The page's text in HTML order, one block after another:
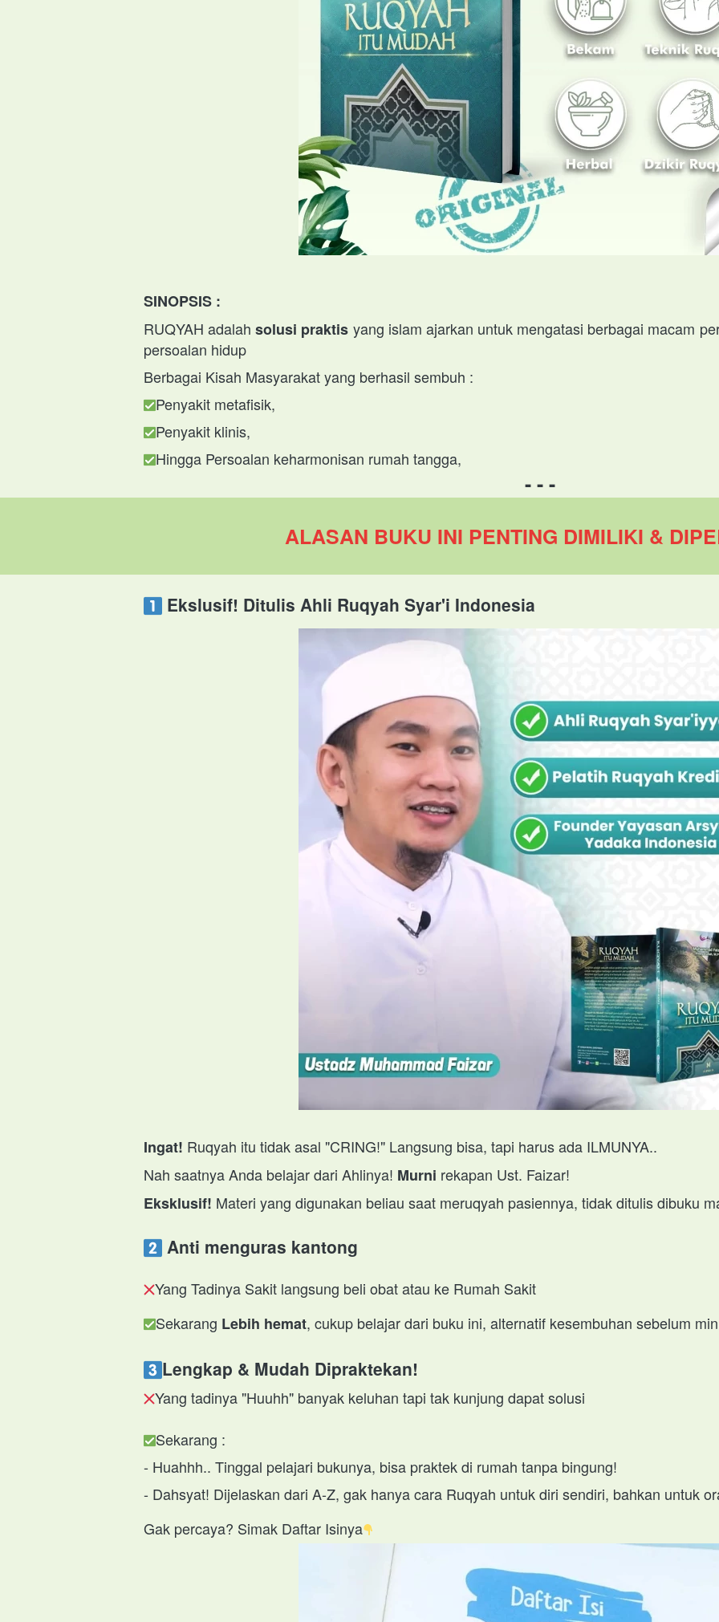
SINOPSIS :
RUQYAH adalah solusi praktis yang islam ajarkan untuk mengatasi berbagai macam
persoalan hidup
Berbagai Kisah Masyarakat yang berhasil sembuh :
Penyakit metafisik,
Penyakit klinis,
Hingga Persoalan keharmonisan rumah tangga,
- - -
ALASAN BUKU INI PENTING DIMILIKI &
Ekslusif! Ditulis Ahli Ruqyah Syar'i Indonesia
Ingat! Ruqyah itu tidak asal "CRING!" Langsung bisa, tapi harus ada ILMUNYA..
Nah saatnya Anda belajar dari Ahlinya! Murni rekapan Ust. Faizar!
Eksklusif! Materi yang digunakan beliau saat meruqyah pasiennya, tidak ditulis dibuku
Anti menguras kantong
Yang Tadinya Sakit langsung beli obat atau ke Rumah Sakit
Sekarang Lebih hemat, cukup belajar dari buku ini, alternatif kesembuhan sebelum
Lengkap & Mudah Dipraktekan!
Yang tadinya "Huuhh" banyak keluhan tapi tak kunjung dapat solusi
Sekarang :
- Huahhh.. Tinggal pelajari bukunya, bisa praktek di rumah tanpa bingung!
- Dahsyat! Dijelaskan dari A-Z, gak hanya cara Ruqyah untuk diri sendiri, bahkan untuk
Gak percaya? Simak Daftar Isinya